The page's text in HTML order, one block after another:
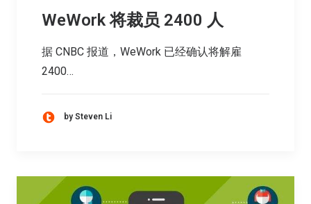
WeWork 将裁员 2400 人
据 CNBC 报道，WeWork 已经确认将解雇
2400…
by Steven Li